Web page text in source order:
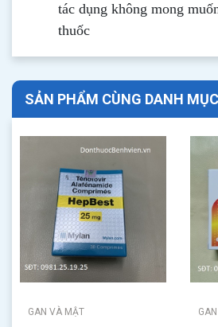
tác dụng không mong
thuốc
SẢN PHẨM CÙNG DANH MỤC
GAN VÀ MẬT